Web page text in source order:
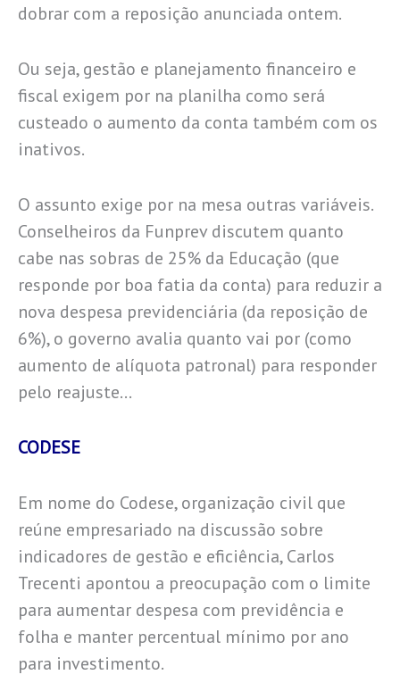
dobrar com a reposição anunciada ontem.
Ou seja, gestão e planejamento financeiro e
fiscal exigem por na planilha como será
custeado o aumento da conta também com os
inativos.
O assunto exige por na mesa outras variáveis.
Conselheiros da Funprev discutem quanto
cabe nas sobras de 25% da Educação (que
responde por boa fatia da conta) para reduzir a
nova despesa previdenciária (da reposição de
6%), o governo avalia quanto vai por (como
aumento de alíquota patronal) para responder
pelo reajuste…
CODESE
Em nome do Codese, organização civil que
reúne empresariado na discussão sobre
indicadores de gestão e eficiência, Carlos
Trecenti apontou a preocupação com o limite
para aumentar despesa com previdência e
folha e manter percentual mínimo por ano
para investimento.